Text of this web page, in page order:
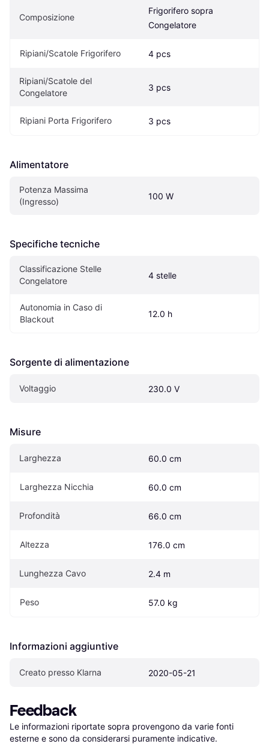
Composizione
Frigorifero sopra
Congelatore
Ripiani/Scatole Frigorifero 4 pcs
Ripiani/Scatole del
Congelatore
3 pcs
Ripiani Porta Frigorifero 3 pcs
Alimentatore
Potenza Massima
(Ingresso)
100 W
Specifiche tecniche
Classificazione Stelle
Congelatore
4 stelle
Autonomia in Caso di
Blackout
12.0 h
Sorgente di alimentazione
Voltaggio 230.0 V
Misure
Larghezza 60.0 cm
Larghezza Nicchia 60.0 cm
Profondità 66.0 cm
Altezza 176.0 cm
Lunghezza Cavo 2.4 m
Peso 57.0 kg
Informazioni aggiuntive
Creato presso Klarna 2020-05-21
Feedback
Le informazioni riportate sopra provengono da varie fonti
esterne e sono da considerarsi puramente indicative.